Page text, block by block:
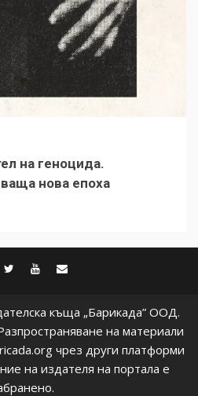
на геноцида.
нова епоха
twitter
youtube
къща „Барикада” ООД.
на материали
чрез други платформи
на издателя на портала е